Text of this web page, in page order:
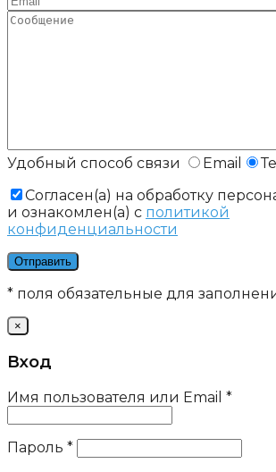
Удобный способ связи Email
Cогласен(а) на обработку
и ознакомлен(а) с политикой
конфиденциальности
* поля обязательные для
×
Вход
Имя пользователя или Email *
Пароль *